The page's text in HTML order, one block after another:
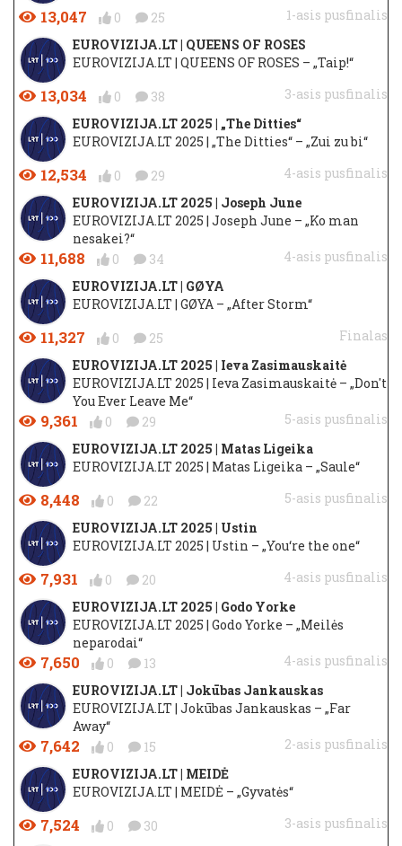
13,047 0 25
1-asis pusfinalis
EUROVIZIJA.LT | QUEENS OF ROSES
EUROVIZIJA.LT | QUEENS OF ROSES – „Taip!“
13,034 0 38
3-asis pusfinalis
EUROVIZIJA.LT 2025 | „The Ditties“
EUROVIZIJA.LT 2025 | „The Ditties“ – „Zui zu bi“
12,534 0 29
4-asis pusfinalis
EUROVIZIJA.LT 2025 | Joseph June
EUROVIZIJA.LT 2025 | Joseph June – „Ko man
nesakei?“
11,688 0 34
4-asis pusfinalis
EUROVIZIJA.LT | GØYA
EUROVIZIJA.LT | GØYA – „After Storm“
11,327 0 25
Finalas
EUROVIZIJA.LT 2025 | Ieva Zasimauskaitė
EUROVIZIJA.LT 2025 | Ieva Zasimauskaitė – „Don't
You Ever Leave Me“
9,361 0 29
5-asis pusfinalis
EUROVIZIJA.LT 2025 | Matas Ligeika
EUROVIZIJA.LT 2025 | Matas Ligeika – „Saule“
8,448 0 22
5-asis pusfinalis
EUROVIZIJA.LT 2025 | Ustin
EUROVIZIJA.LT 2025 | Ustin – „You‘re the one“
7,931 0 20
4-asis pusfinalis
EUROVIZIJA.LT 2025 | Godo Yorke
EUROVIZIJA.LT 2025 | Godo Yorke – „Meilės
neparodai“
7,650 0 13
4-asis pusfinalis
EUROVIZIJA.LT | Jokūbas Jankauskas
EUROVIZIJA.LT | Jokūbas Jankauskas – „Far
Away“
7,642 0 15
2-asis pusfinalis
EUROVIZIJA.LT | MEIDĖ
EUROVIZIJA.LT | MEIDĖ – „Gyvatės“
7,524 0 30
3-asis pusfinalis